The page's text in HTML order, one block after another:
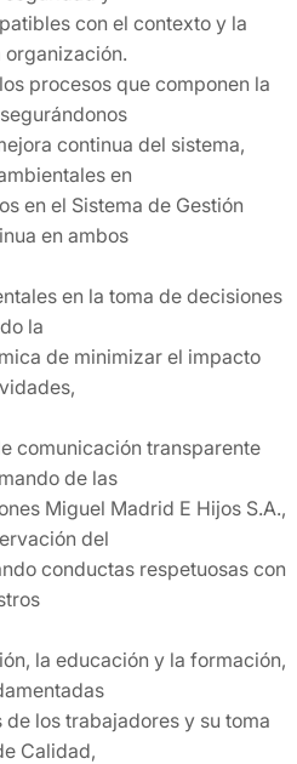
con el contexto y la
procesos que componen la
continua del sistema,
en
en el Sistema de Gestión
en ambos
en la toma de decisiones
la
de minimizar el impacto
comunicación transparente
de las
Miguel Madrid E Hijos S.A.,
del
conductas respetuosas con
la educación y la formación,
los trabajadores y su toma
Calidad,